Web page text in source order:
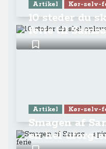
Artikel Kør-selv-
10 steder du
ferie til Samsø
Artikel Kør-selv-
Smagen af
en hel